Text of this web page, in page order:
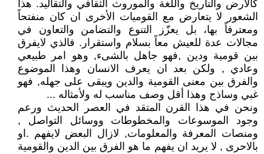
كالارض والتاريخ واللغة والموروث الثقافي والتقاليد. هذا
الشعور لا يتعارض مع القوميات الأخرى ان كان منفتحاً
ومعترفاً بها، بل يعزّز التنوع والتضامن والتعاون في
مجالات عدة للعيش معاً بسلام واستقرار. فالذي لايفرق
بين قومية ودين ,فهو جاهل بالشىء, وهو امر طبيعي
وعادي , ولكن بعد ان يعرف الانسان وهذا الموضوع
والفرق بين معنى القومية والدين ويبقى على جهله, فهو
غبي وساذج وهذا أقل وصف مناسب له ولأمثاله ...
ونحن في هذا القرن المتقد في العصر الحديث ورعم
وجود الموسوعات والمخطوطات ووسائل التواصل ,
ومنصات المعرفة والمعلومات, لازال البعض لايفهم .او
بالاحرى , لا يريد ان يفهم ما هو الفرق بين الدين والقومية